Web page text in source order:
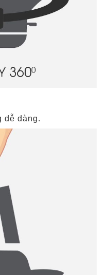
dễ dàng.